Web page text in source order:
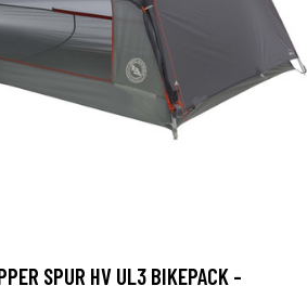
SPUR HV UL3 BIKEPACK -